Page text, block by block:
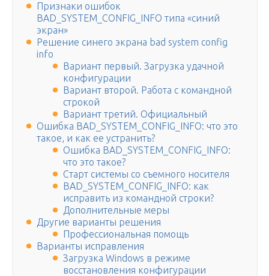
Признаки ошибок
BAD_SYSTEM_CONFIG_INFO типа «синий
экран»
Решение синего экрана bad system config
info
Вариант первый. Загрузка удачной
конфигурации
Вариант второй. Работа с командной
строкой
Вариант третий. Официальный
Ошибка BAD_SYSTEM_CONFIG_INFO: что это
такое, и как ее устранить?
Ошибка BAD_SYSTEM_CONFIG_INFO:
что это такое?
Старт системы со съемного носителя
BAD_SYSTEM_CONFIG_INFO: как
исправить из командной строки?
Дополнительные меры
Другие варианты решения
Профессиональная помощь
Варианты исправления
Загрузка Windows в режиме
восстановления конфигурации